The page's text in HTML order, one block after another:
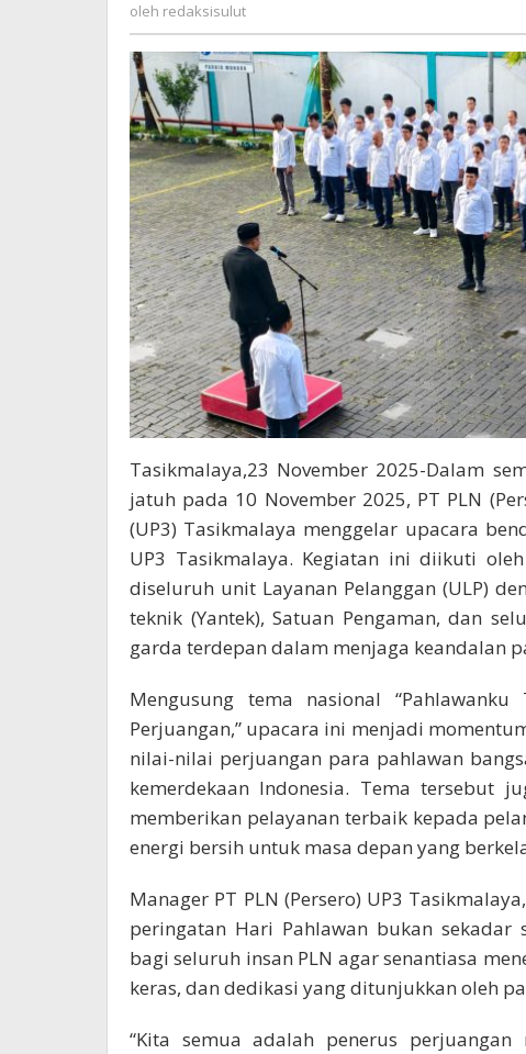
oleh redaksisulut
Tasikmalaya,23 November 2025-Dalam
jatuh pada 10 November 2025, PT PLN
(UP3) Tasikmalaya menggelar upacara
UP3 Tasikmalaya. Kegiatan ini diikuti
diseluruh unit Layanan Pelanggan (ULP)
teknik (Yantek), Satuan Pengaman, dan
garda terdepan dalam menjaga keandalan
Mengusung tema nasional
Perjuangan,” upacara ini menjadi
nilai-nilai perjuangan para pahlawan
kemerdekaan Indonesia. Tema tersebut
memberikan pelayanan terbaik kepada
energi bersih untuk masa depan yang
Manager PT PLN (Persero) UP3
peringatan Hari Pahlawan bukan sekadar
bagi seluruh insan PLN agar senantiasa
keras, dan dedikasi yang ditunjukkan oleh
“Kita semua adalah penerus